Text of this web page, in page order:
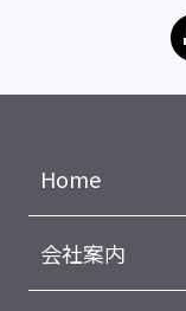
Home
会社案内